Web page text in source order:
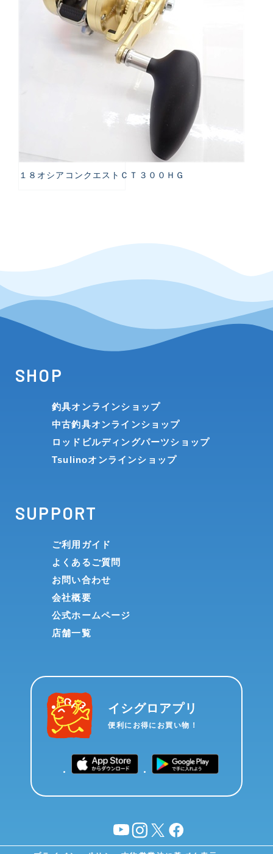
１８オシアコンクエストＣＴ３００ＨＧ
SHOP
釣具オンラインショップ
中古釣具オンラインショップ
ロッドビルディングパーツショップ
Tsulinoオンラインショップ
SUPPORT
ご利用ガイド
よくあるご質問
お問い合わせ
会社概要
公式ホームページ
店舗一覧
イシグロアプリ
便利にお得にお買い物！
YouTubeinstagram
X facebook